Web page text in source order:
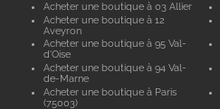
Acheter une boutique à 03 Allier
Acheter une boutique à 12
Aveyron
Acheter une boutique à 95 Val-
d'Oise
Acheter une boutique à 94 Val-
de-Marne
Acheter une boutique à Paris
(75003)